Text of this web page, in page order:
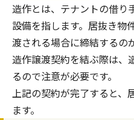
造作とは、テナントの借り
設備を指します。居抜き物
渡される場合に締結するの
造作譲渡契約を結ぶ際は、
るので注意が必要です。
上記の契約が完了すると、
ます。